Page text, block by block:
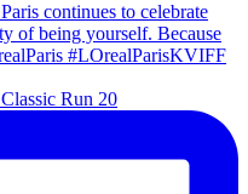
Run 20